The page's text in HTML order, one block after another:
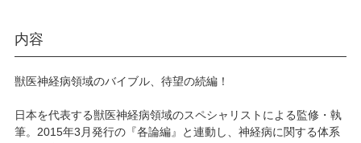
内容
獣医神経病領域のバイブル、待望の続編！
日本を代表する獣医神経病領域のスペシャリストによる監修・執
筆。2015年3月発行の『各論編』と連動し、神経病に関する体系